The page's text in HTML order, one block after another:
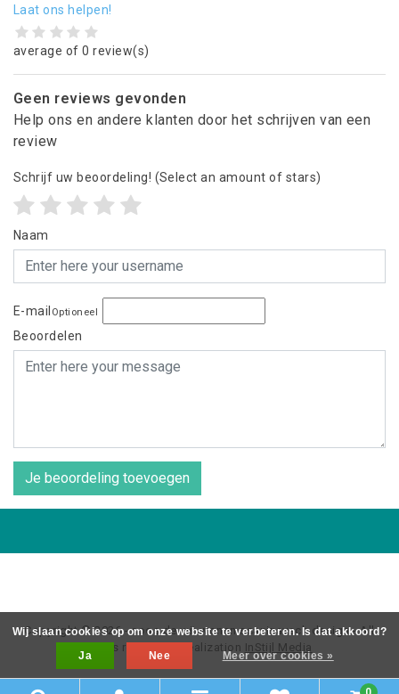
Laat ons helpen!
average of 0 review(s)
Geen reviews gevonden
Help ons en andere klanten door het schrijven van een
review
Schrijf uw beoordeling! (Select an amount of stars)
Naam
E-mail Optioneel
Beoordelen
Je beoordeling toevoegen
Copyright © 2026 - coos de wit wonen scaninavsch design - All
rights reserved - Realization InStijl Media
Wij slaan cookies op om onze website te verbeteren. Is dat akkoord?
Ja
Nee Meer over cookies »